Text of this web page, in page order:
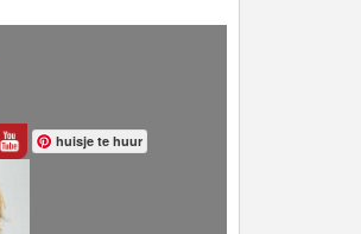
huisje te huur